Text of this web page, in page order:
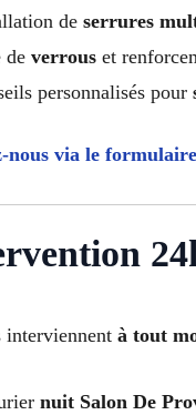
de serrures
de verrous et
personnalisés pour
nous via le formulaire
interviennent à tout
nuit Salon De